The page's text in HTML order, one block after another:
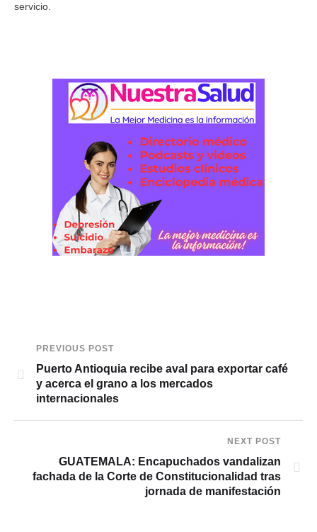
servicio.
PREVIOUS POST
Puerto Antioquia recibe aval para exportar café
y acerca el grano a los mercados
internacionales
NEXT POST
GUATEMALA: Encapuchados vandalizan
fachada de la Corte de Constitucionalidad tras
jornada de manifestación